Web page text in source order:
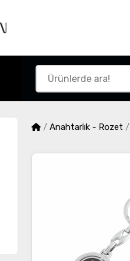
/ Anahtarlık - Rozet /